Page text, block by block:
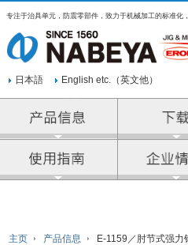
专注于治具单元，防震零部件，致力于机械加工的标准化
日本語 English etc.（英文他）
主页 产品信息 E-1159／肘节式强力